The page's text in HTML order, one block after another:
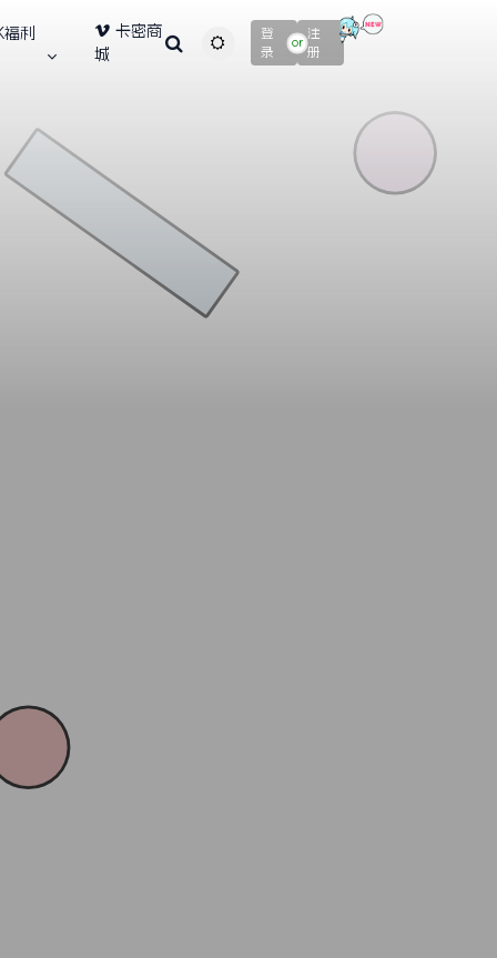
福利
卡密商
城
主题颜色切换
登
录
or
注
册